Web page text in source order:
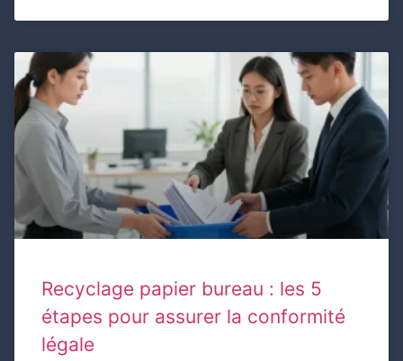
Recyclage papier bureau : les 5
étapes pour assurer la conformité
légale